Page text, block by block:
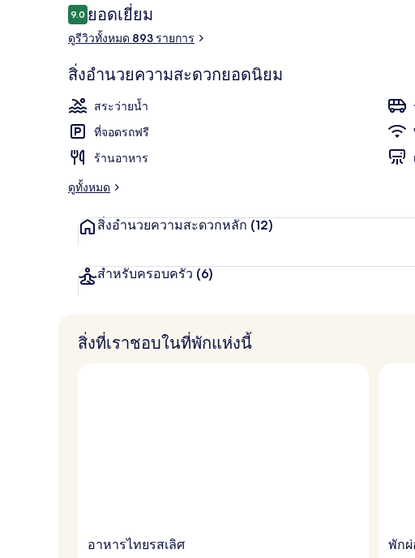
รีวิว
9.09.0 จาก 10
ยอดเยี่ยม
ดูรีวิวทั้งหมด 893 รายการ
สิ่งอำนวยความสะดวกยอดนิยม
สระว่ายน้ำ
ที่จอดรถฟรี
ร้านอาหาร
ดูทั้งหมด
สิ่งอำนวยความสะดวกหลัก (12)
สำหรับครอบครัว (6)
สิ่งที่เราชอบในที่พักแห่งนี้
อาหารไทยรสเลิศ พักผ่